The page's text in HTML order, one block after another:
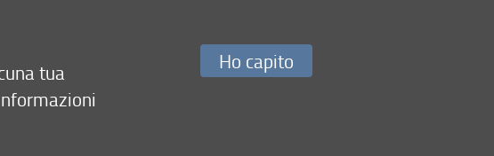
PEC:
tua
Ho capito